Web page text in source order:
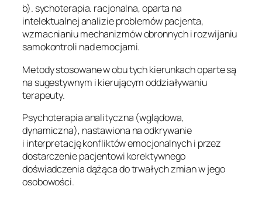
b). sychoterapia. racjonalna, oparta na
intelektualnej analizie problemów pacjenta,
wzmacnianiu mechanizmów obronnych i rozwijaniu
samokontroli nad emocjami.
Metody stosowane w obu tych kierunkach oparte są
na sugestywnym i kierującym oddziaływaniu
terapeuty.
Psychoterapia analityczna (wglądowa,
dynamiczna), nastawiona na odkrywanie
i interpretację konfliktów emocjonalnych i przez
dostarczenie pacjentowi korektywnego
doświadczenia dążąca do trwałych zmian w jego
osobowości.